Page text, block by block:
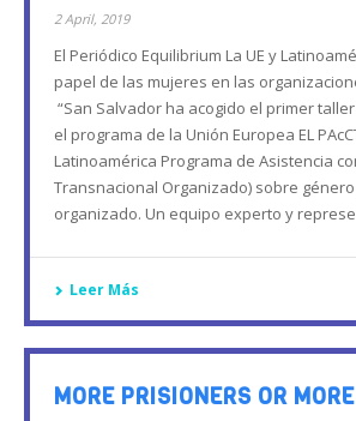
2 April, 2019
El Periódico Equilibrium La UE y
papel de las mujeres en las
“San Salvador ha acogido el primer
el programa de la Unión Europea EL
Latinoamérica Programa de Asistencia
Transnacional Organizado) sobre
organizado. Un equipo experto y
Leer Más
MORE PRISIONERS OR